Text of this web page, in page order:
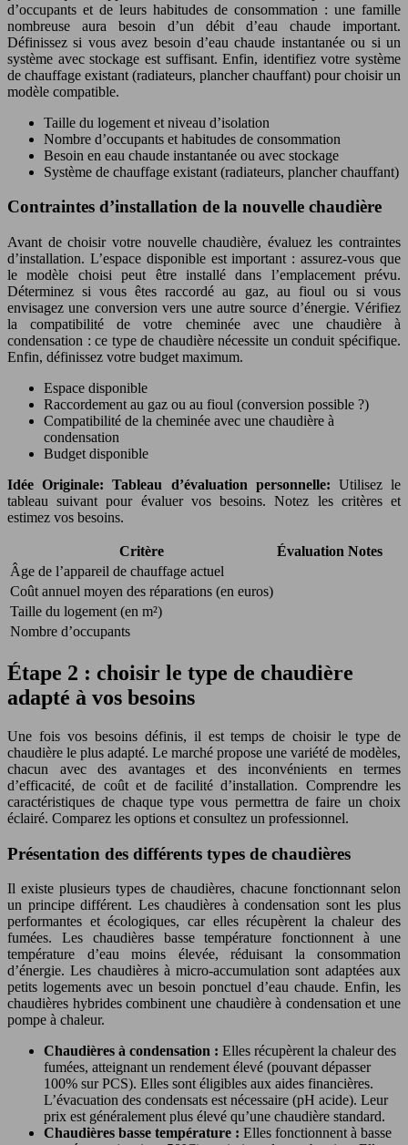
d’occupants et de leurs habitudes de consommation : une famille
nombreuse aura besoin d’un débit d’eau chaude important.
Définissez si vous avez besoin d’eau chaude instantanée ou si un
système avec stockage est suffisant. Enfin, identifiez votre système
de chauffage existant (radiateurs, plancher chauffant) pour choisir un
modèle compatible.
Taille du logement et niveau d’isolation
Nombre d’occupants et habitudes de consommation
Besoin en eau chaude instantanée ou avec stockage
Système de chauffage existant (radiateurs, plancher chauffant)
Contraintes d’installation de la nouvelle chaudière
Avant de choisir votre nouvelle chaudière, évaluez les contraintes
d’installation. L’espace disponible est important : assurez-vous que
le modèle choisi peut être installé dans l’emplacement prévu.
Déterminez si vous êtes raccordé au gaz, au fioul ou si vous
envisagez une conversion vers une autre source d’énergie. Vérifiez
la compatibilité de votre cheminée avec une chaudière à
condensation : ce type de chaudière nécessite un conduit spécifique.
Enfin, définissez votre budget maximum.
Espace disponible
Raccordement au gaz ou au fioul (conversion possible ?)
Compatibilité de la cheminée avec une chaudière à
condensation
Budget disponible
Idée Originale: Tableau d’évaluation personnelle: Utilisez le
tableau suivant pour évaluer vos besoins. Notez les critères et
estimez vos besoins.
Critère Évaluation Notes
Âge de l’appareil de chauffage actuel
Coût annuel moyen des réparations (en euros)
Taille du logement (en m²)
Nombre d’occupants
Étape 2 : choisir le type de chaudière
adapté à vos besoins
Une fois vos besoins définis, il est temps de choisir le type de
chaudière le plus adapté. Le marché propose une variété de modèles,
chacun avec des avantages et des inconvénients en termes
d’efficacité, de coût et de facilité d’installation. Comprendre les
caractéristiques de chaque type vous permettra de faire un choix
éclairé. Comparez les options et consultez un professionnel.
Présentation des différents types de chaudières
Il existe plusieurs types de chaudières, chacune fonctionnant selon
un principe différent. Les chaudières à condensation sont les plus
performantes et écologiques, car elles récupèrent la chaleur des
fumées. Les chaudières basse température fonctionnent à une
température d’eau moins élevée, réduisant la consommation
d’énergie. Les chaudières à micro-accumulation sont adaptées aux
petits logements avec un besoin ponctuel d’eau chaude. Enfin, les
chaudières hybrides combinent une chaudière à condensation et une
pompe à chaleur.
Chaudières à condensation : Elles récupèrent la chaleur des
fumées, atteignant un rendement élevé (pouvant dépasser
100% sur PCS). Elles sont éligibles aux aides financières.
L’évacuation des condensats est nécessaire (pH acide). Leur
prix est généralement plus élevé qu’une chaudière standard.
Chaudières basse température : Elles fonctionnent à basse